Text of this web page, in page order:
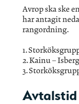
Avrop ska ske
har antagit
rangordning.
1.
2. Kainu –
3.
Avtalstid